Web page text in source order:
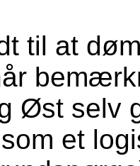
til at
Øst selv
et